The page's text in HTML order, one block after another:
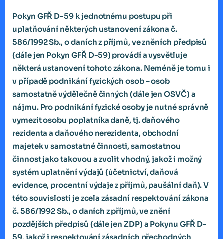
Pokyn GFŘ D-59 k jednotnému postupu při
uplatňování některých ustanovení zákona č.
586/1992 Sb., o daních z příjmů, ve zněních předpisů
(dále jen Pokyn GFŘ D-59) provádí a vysvětluje
některá ustanovení tohoto zákona. Neméně je tomu i
v případě podnikání fyzických osob – osob
samostatně výdělečně činných (dále jen OSVČ) a
nájmu. Pro podnikání fyzické osoby je nutné správně
vymezit osobu poplatníka daně, tj. daňového
rezidenta a daňového nerezidenta, obchodní
majetek v samostatné činnosti, samostatnou
činnost jako takovou a zvolit vhodný, jakož i možný
systém uplatnění výdajů (účetnictví, daňová
evidence, procentní výdaje z příjmů, paušální daň). V
této souvislosti je zcela zásadní respektování zákona
č. 586/1992 Sb., o daních z příjmů, ve znění
pozdějších předpisů (dále jen ZDP) a Pokynu GFŘ D-
59, jakož i respektování zásadních přechodných